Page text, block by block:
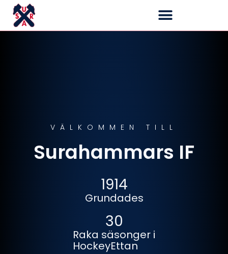
VÄLKOMMEN TILL
Surahammars IF
Grundades
1914
Raka säsonger i
HockeyEttan
30